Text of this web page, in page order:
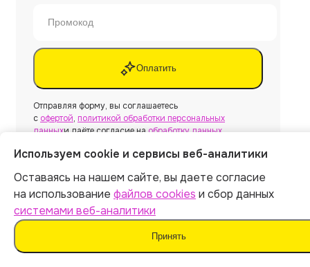
Оплатить
Отправляя форму, вы соглашаетесь
с офертой, политикой обработки персональных
данныхи даёте согласие наобработку данных
Нужна другая работа?
Создать
Используем cookie и сервисы веб-аналитики
Оставаясь на нашем сайте, вы даете согласие
на использование файлов cookies и сбор данных
системами веб-аналитики
Принять